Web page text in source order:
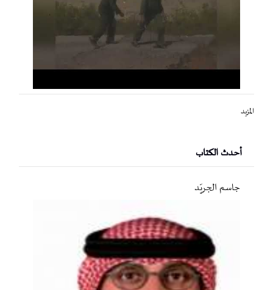
المزيد
أحدث الكتاب
جاسم الجريّد